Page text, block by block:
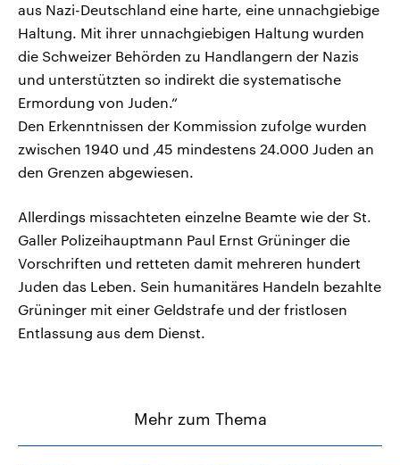
aus Nazi-Deutschland eine harte, eine unnachgiebige
Haltung. Mit ihrer unnachgiebigen Haltung wurden
die Schweizer Behörden zu Handlangern der Nazis
und unterstützten so indirekt die systematische
Ermordung von Juden.“
Den Erkenntnissen der Kommission zufolge wurden
zwischen 1940 und ‚45 mindestens 24.000 Juden an
den Grenzen abgewiesen.
Allerdings missachteten einzelne Beamte wie der St.
Galler Polizeihauptmann Paul Ernst Grüninger die
Vorschriften und retteten damit mehreren hundert
Juden das Leben. Sein humanitäres Handeln bezahlte
Grüninger mit einer Geldstrafe und der fristlosen
Entlassung aus dem Dienst.
Mehr zum Thema